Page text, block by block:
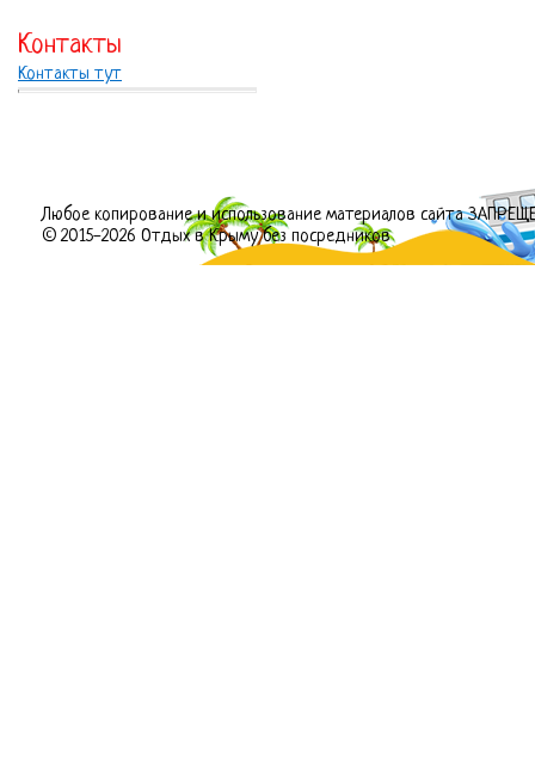
Контакты
Контакты тут
Любое копирование и использование материалов сайта
© 2015-2026 Отдых в Крыму без посредников